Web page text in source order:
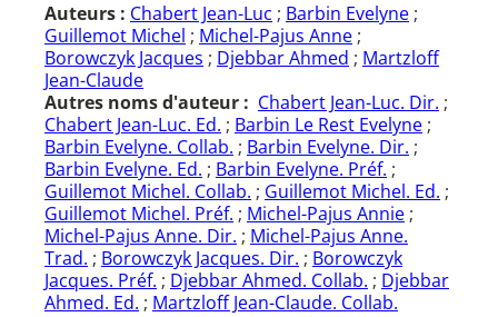
Auteurs : Chabert Jean-Luc ; Barbin Evelyne ;
Guillemot Michel ; Michel-Pajus Anne ;
Borowczyk Jacques ; Djebbar Ahmed ; Martzloff
Jean-Claude
Autres noms d'auteur : Chabert Jean-Luc. Dir. ;
Chabert Jean-Luc. Ed. ; Barbin Le Rest Evelyne ;
Barbin Evelyne. Collab. ; Barbin Evelyne. Dir. ;
Barbin Evelyne. Ed. ; Barbin Evelyne. Préf. ;
Guillemot Michel. Collab. ; Guillemot Michel. Ed. ;
Guillemot Michel. Préf. ; Michel-Pajus Annie ;
Michel-Pajus Anne. Dir. ; Michel-Pajus Anne.
Trad. ; Borowczyk Jacques. Dir. ; Borowczyk
Jacques. Préf. ; Djebbar Ahmed. Collab. ; Djebbar
Ahmed. Ed. ; Martzloff Jean-Claude. Collab.